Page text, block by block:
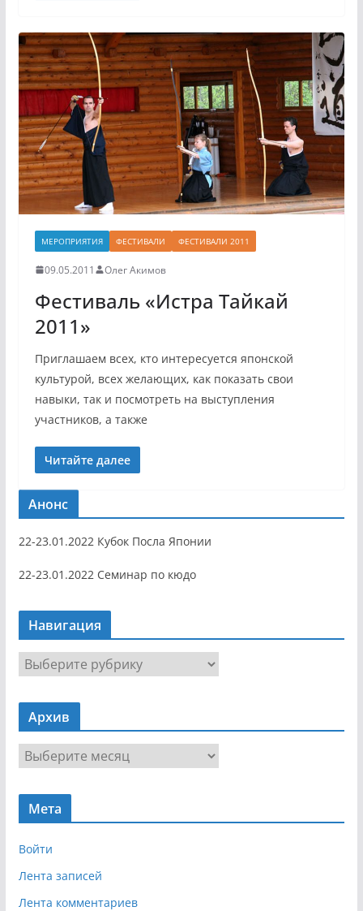
МЕРОПРИЯТИЯ ФЕСТИВАЛИ ФЕСТИВАЛИ 2011
09.05.2011 Олег Акимов
Фестиваль «Истра Тайкай
2011»
Приглашаем всех, кто интересуется японской
культурой, всех желающих, как показать свои
навыки, так и посмотреть на выступления
участников, а также
Читайте далее
Анонс
22-23.01.2022 Кубок Посла Японии
22-23.01.2022 Семинар по кюдо
Навигация
Н
а
в
г
я
Архив
р
х
Мета
Войти
Лента записей
Лента комментариев